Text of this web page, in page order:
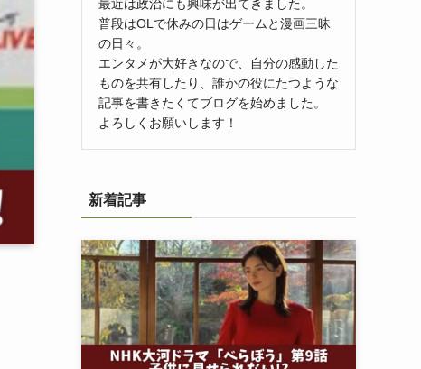
最近は政治にも興味が出てきました。
普段はOLで休みの日はゲームと漫画三昧
の日々。
エンタメが大好きなので、自分の感動した
ものを共有したり、誰かの役にたつような
記事を書きたくてブログを始めました。
よろしくお願いします！
新着記事